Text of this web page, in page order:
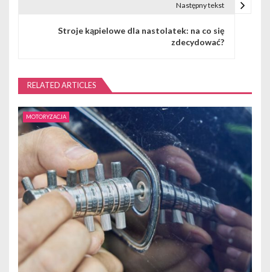
j
a
w
p
i
s
u
Następny tekst
Stroje kąpielowe dla nastolatek: na co się
zdecydować?
RELATED ARTICLES
MOTORYZACJA